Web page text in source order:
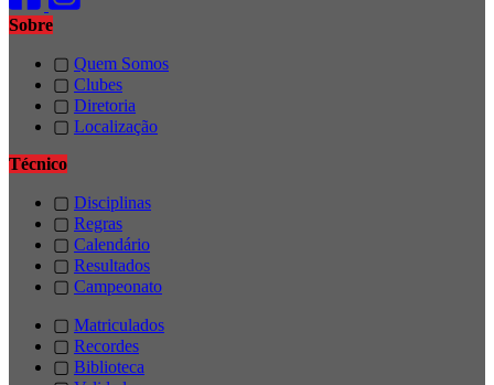
Sobre
▢ Quem Somos
▢ Clubes
▢ Diretoria
▢ Localização
Técnico
▢ Disciplinas
▢ Regras
▢ Calendário
▢ Resultados
▢ Campeonato
▢ Matriculados
▢ Recordes
▢ Biblioteca